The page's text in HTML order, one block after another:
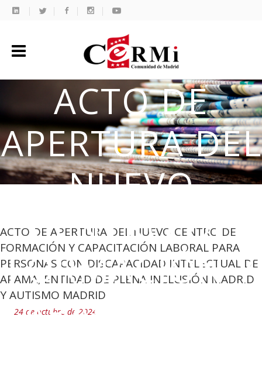
ACTO DE
APERTURA DEL
NUEVO
CENTRO DE
FORMACIÓN Y
CAPACITACIÓN
ACTO DE APERTURA DEL NUEVO CENTRO DE
FORMACIÓN Y CAPACITACIÓN LABORAL PARA
PERSONAS CON DISCAPACIDAD INTELECTUAL DE
APAMA, ENTIDAD DE PLENA INCLUSIÓN MADRID
Y AUTISMO MADRID
24 de octubre de 2024